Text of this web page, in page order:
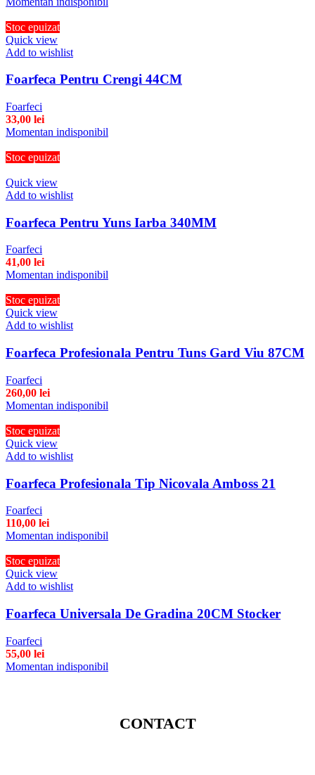
Stoc epuizat
Quick view
Add to wishlist
Foarfeca Pentru Crengi 44CM
Foarfeci
33,00 lei
Momentan indisponibil
Stoc epuizat
Quick view
Add to wishlist
Foarfeca Pentru Yuns Iarba 340MM
Foarfeci
41,00 lei
Momentan indisponibil
Stoc epuizat
Quick view
Add to wishlist
Foarfeca Profesionala Pentru Tuns Gard Viu 87CM
Foarfeci
260,00 lei
Momentan indisponibil
Stoc epuizat
Quick view
Add to wishlist
Foarfeca Profesionala Tip Nicovala Amboss 21
Foarfeci
110,00 lei
Momentan indisponibil
Stoc epuizat
Quick view
Add to wishlist
Foarfeca Universala De Gradina 20CM Stocker
Foarfeci
55,00 lei
Momentan indisponibil
CONTACT